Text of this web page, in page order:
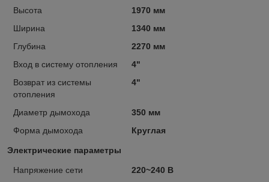
Высота
1970 мм
Ширина
1340 мм
Глубина
2270 мм
Вход в систему отопления
4"
Возврат из системы
отопления
4"
Диаметр дымохода
350 мм
Форма дымохода
Круглая
Электрические параметры
Напряжение сети
220~240 В